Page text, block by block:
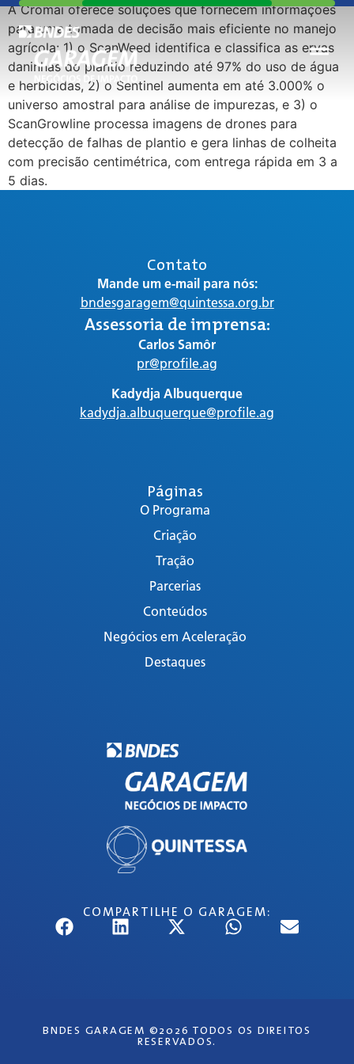
A Cromai oferece soluções que fornecem informações
para uma tomada de decisão mais eficiente no manejo
agrícola: 1) o ScanWeed identifica e classifica as ervas
daninhas do plantio reduzindo até 97% do uso de água
e herbicidas, 2) o Sentinel aumenta em até 3.000% o
universo amostral para análise de impurezas, e 3) o
ScanGrowline processa imagens de drones para
detecção de falhas de plantio e gera linhas de colheita
com precisão centimétrica, com entrega rápida em 3 a
5 dias.
COMPARTILHE O GARAGEM:
Páginas
O Programa
Criação
Tração
Parcerias
Conteúdos
Negócios em Aceleração
Destaques
Contato
Mande um e-mail para nós:
bndesgaragem@quintessa.org.br
Assessoria de imprensa:
Carlos Samôr
pr@profile.ag
Kadydja Albuquerque
kadydja.albuquerque@profile.ag
BNDES GARAGEM ©2026 TODOS OS DIREITOS
RESERVADOS.